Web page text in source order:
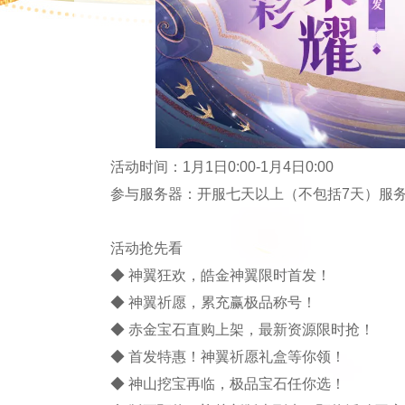
活动时间：1月1日0:00-1月4日0:00
参与服务器：开服七天以上（不包括7天）服
活动抢先看
◆ 神翼狂欢，皓金神翼限时首发！
◆ 神翼祈愿，累充赢极品称号！
◆ 赤金宝石直购上架，最新资源限时抢！
◆ 首发特惠！神翼祈愿礼盒等你领！
◆ 神山挖宝再临，极品宝石任你选！